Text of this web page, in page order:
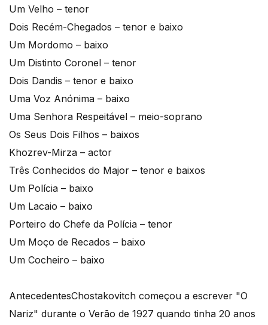
Um Velho – tenor
Dois Recém-Chegados – tenor e baixo
Um Mordomo – baixo
Um Distinto Coronel – tenor
Dois Dandis – tenor e baixo
Uma Voz Anónima – baixo
Uma Senhora Respeitável – meio-soprano
Os Seus Dois Filhos – baixos
Khozrev-Mirza – actor
Três Conhecidos do Major – tenor e baixos
Um Polícia – baixo
Um Lacaio – baixo
Porteiro do Chefe da Polícia – tenor
Um Moço de Recados – baixo
Um Cocheiro – baixo
AntecedentesChostakovitch começou a escrever "O
Nariz" durante o Verão de 1927 quando tinha 20 anos